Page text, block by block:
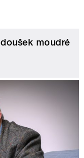
moudré